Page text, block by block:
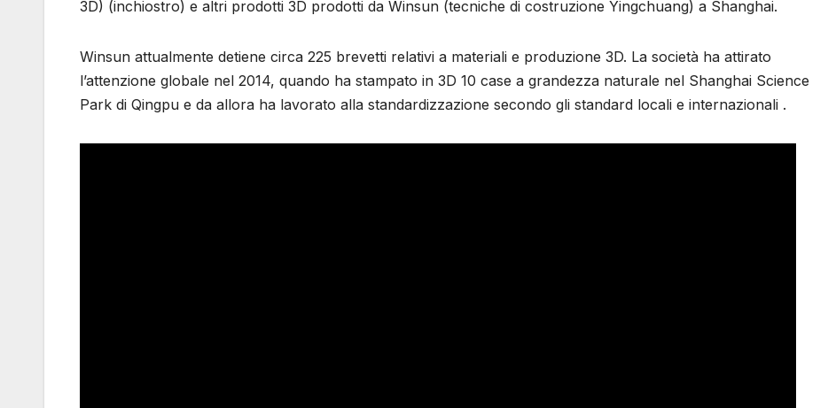
3D) (inchiostro) e altri prodotti 3D prodotti da Winsun (tecniche di costruzione Yingchuang) a Shanghai.
Winsun attualmente detiene circa 225 brevetti relativi a materiali e produzione 3D. La società ha attirato
l’attenzione globale nel 2014, quando ha stampato in 3D 10 case a grandezza naturale nel Shanghai Science
Park di Qingpu e da allora ha lavorato alla standardizzazione secondo gli standard locali e internazionali .